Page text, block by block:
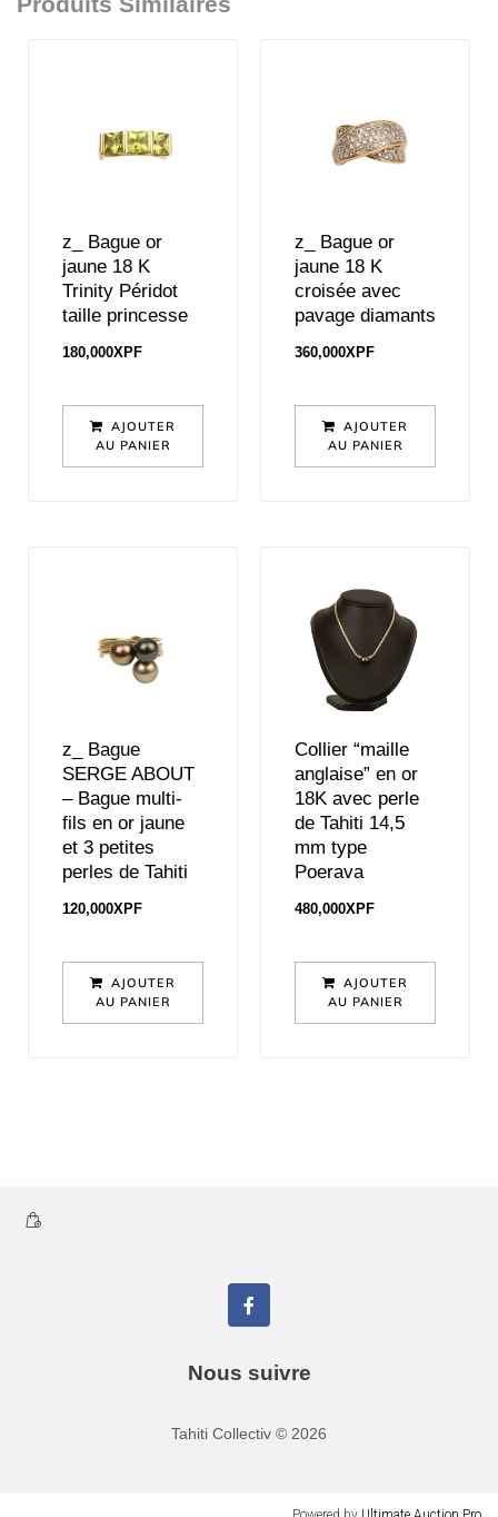
z_ Bague or
jaune 18 K
Trinity Péridot
taille princesse
180,000XPF
AJOUTER
AU PANIER
z_ Bague or
jaune 18 K
croisée avec
pavage diamants
360,000XPF
AJOUTER
AU PANIER
z_ Bague
SERGE ABOUT
– Bague multi-
fils en or jaune
et 3 petites
perles de Tahiti
120,000XPF
AJOUTER
AU PANIER
Collier “maille
anglaise” en or
18K avec perle
de Tahiti 14,5
mm type
Poerava
480,000XPF
AJOUTER
AU PANIER
Nous suivre
Tahiti Collectiv © 2026